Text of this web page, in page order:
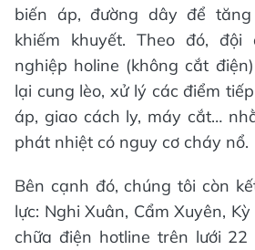
biến áp, đường dây để
khiếm khuyết. Theo đó,
nghiệp holine (không cắt
lại cung lèo, xử lý các điểm
áp, giao cách ly, máy cắt…
phát nhiệt có nguy cơ cháy nổ.
Bên cạnh đó, chúng tôi còn
lực: Nghi Xuân, Cẩm Xuyên,
chữa điện hotline trên lưới 22